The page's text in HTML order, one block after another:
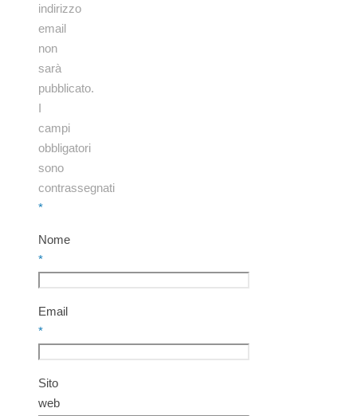
indirizzo
email
non
sarà
pubblicato.
I
campi
obbligatori
sono
contrassegnati
*
Nome
*
Email
*
Sito
web